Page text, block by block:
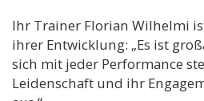
Ihr Trainer Florian Wilhelmi
ihrer Entwicklung: „Es ist
sich mit jeder Performance
Leidenschaft und ihr